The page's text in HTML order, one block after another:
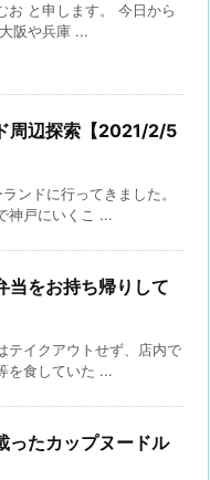
お と申します。 今日から
阪や兵庫 ...
周辺探索【2021/2/5
ンドに行ってきました。
神戸にいくこ ...
当をお持ち帰りして
テイクアウトせず、店内で
を食していた ...
ったカップヌードル